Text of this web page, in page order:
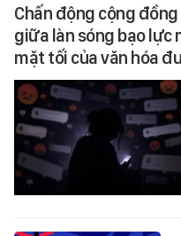
Chấn động cộng
giữa làn sóng bạo lực
mặt tối của văn hóa